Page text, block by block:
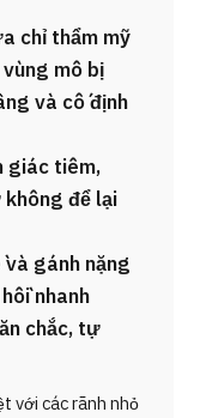
chỉ thẩm mỹ
mô bị
và cố định
giác tiêm,
không để lại
gánh nặng
nhanh
chắc, tự
với các rãnh nhỏ